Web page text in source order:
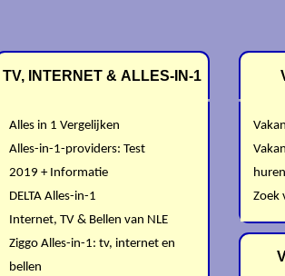
TV, INTERNET & ALLES-IN-1
Alles in 1 Vergelijken
Alles-in-1-providers: Test
2019 + Informatie
DELTA Alles-in-1
Internet, TV & Bellen van NLE
Ziggo Alles-in-1: tv, internet en
bellen
Zoek